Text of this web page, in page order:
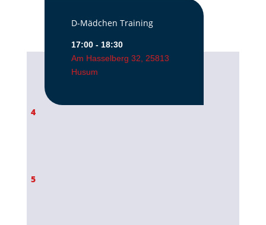
D-Mädchen Training
17:00 - 18:30
Am Hasselberg 32, 25813
Husum
4
5